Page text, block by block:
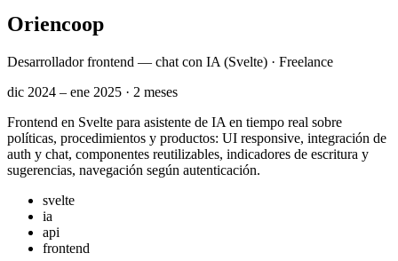
Oriencoop
Desarrollador frontend — chat con IA (Svelte) · Freelance
dic 2024 – ene 2025 · 2 meses
Frontend en Svelte para asistente de IA en tiempo real sobre
políticas, procedimientos y productos: UI responsive, integración de
auth y chat, componentes reutilizables, indicadores de escritura y
sugerencias, navegación según autenticación.
svelte
ia
api
frontend